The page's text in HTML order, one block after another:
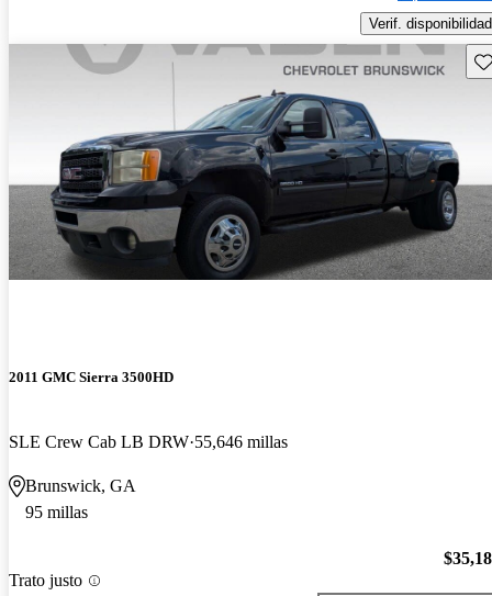
Verif. disponibilidad
2011 GMC Sierra 3500HD
SLE Crew Cab LB DRW 55,646 millas
Brunswick, GA
95 millas
Trato justo